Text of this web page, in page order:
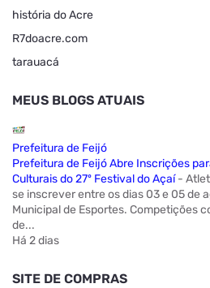
história do Acre
R7doacre.com
tarauacá
MEUS BLOGS ATUAIS
Prefeitura de Feijó
Prefeitura de Feijó Abre Inscrições
Culturais do 27º Festival do Açaí -
se inscrever entre os dias 03 e 05 de
Municipal de Esportes. Competições
de...
Há 2 dias
SITE DE COMPRAS